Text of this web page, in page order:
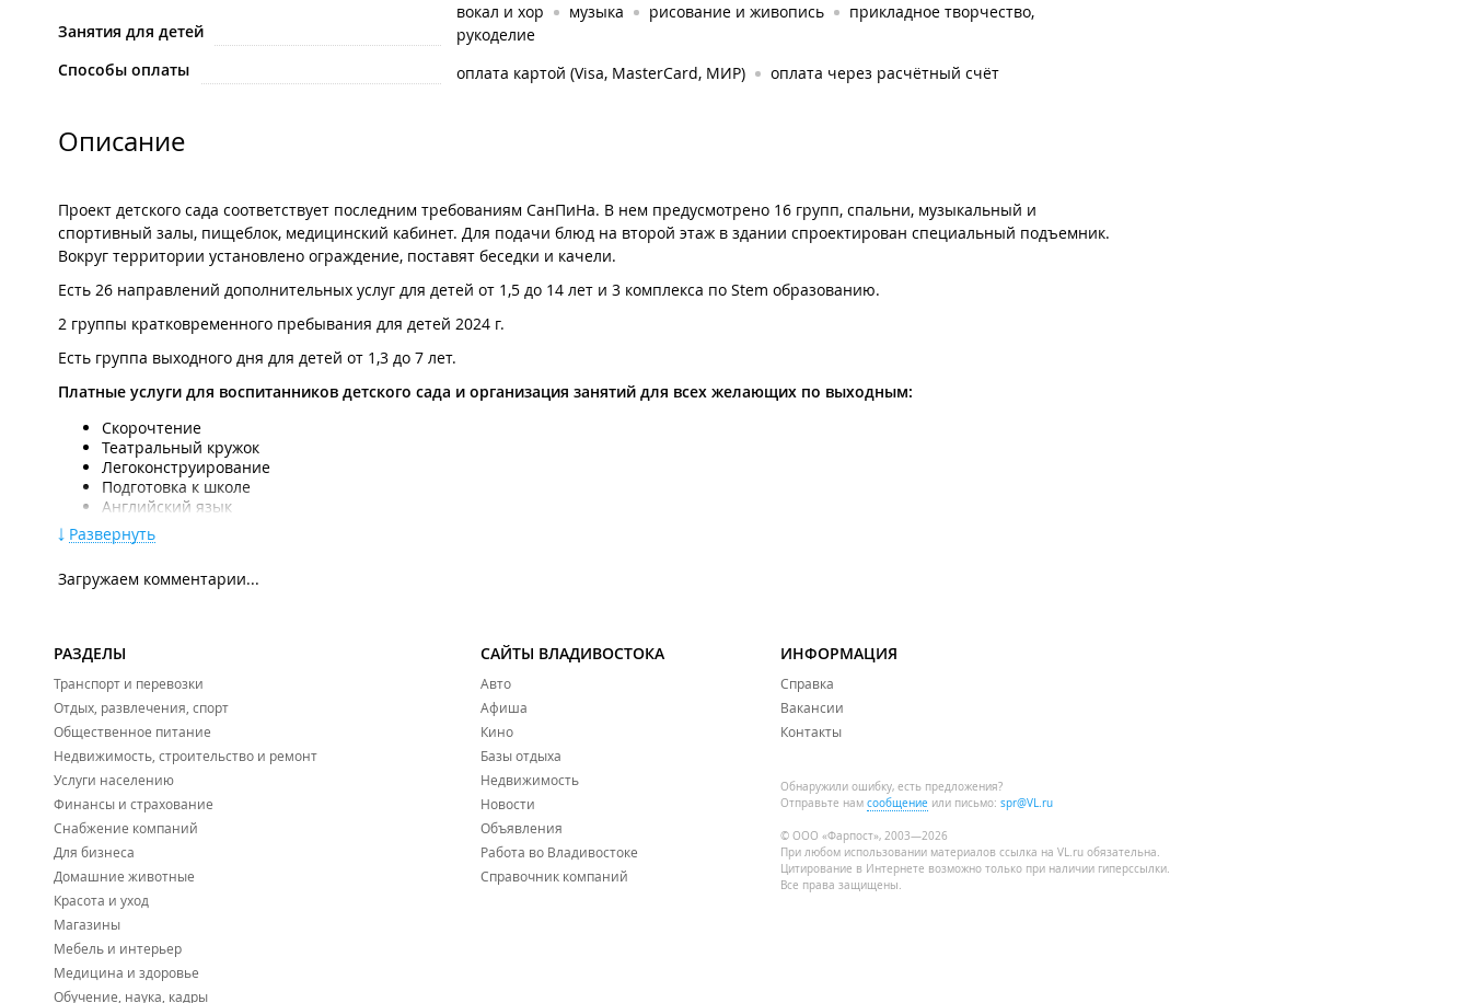
Занятия для детей
вокал и хор музыка рисование и живопись
прикладное творчество,
рукоделие
Способы оплаты
оплата картой (Visa, MasterCard, МИР) оплата через расчётный счёт
Описание
Проект детского сада соответствует последним требованиям СанПиНа. В нем предусмотрено 16 групп, спальни, музыкальный и
спортивный залы, пищеблок, медицинский кабинет. Для подачи блюд на второй этаж в здании спроектирован специальный подъемник.
Вокруг территории установлено ограждение, поставят беседки и качели.
Есть 26 направлений дополнительных услуг для детей от 1,5 до 14 лет и 3 комплекса по Stem образованию.
2 группы кратковременного пребывания для детей 2024 г.
Есть группа выходного дня для детей от 1,3 до 7 лет.
Платные услуги для воспитанников детского сада и организация занятий для всех желающих по выходным:
Скорочтение
Театральный кружок
Легоконструирование
Подготовка к школе
Английский язык
Логопед
Сольное пение
Хореография
Лепка
Музыкальный кружок
Одаренный малыш - по программе Монтессори
Школа чемпионского резерва
Футбол
Шахматы
Стоимость разового занятия от 450 рублей.
Муниципальное бюджетное дошкольное образовательное учреждение "Центр развития ребенка - Детский сад №122" г. Владивостока.
Развернуть
Загружаем комментарии...
РАЗДЕЛЫ
Транспорт и перевозки
Отдых, развлечения, спорт
Общественное питание
Недвижимость, строительство и ремонт
Услуги населению
Финансы и страхование
Снабжение компаний
Для бизнеса
Домашние животные
Красота и уход
Магазины
Мебель и интерьер
Медицина и здоровье
Обучение, наука, кадры
САЙТЫ ВЛАДИВОСТОКА
Авто
Афиша
Кино
Базы отдыха
Недвижимость
Новости
Объявления
Работа во Владивостоке
Справочник компаний
ИНФОРМАЦИЯ
Справка
Вакансии
Контакты
Обнаружили ошибку, есть предложения?
Отправьте нам сообщение или письмо: spr@VL.ru
© ООО «Фарпост», 2003—2026
При любом использовании материалов ссылка на VL.ru обязательна.
Цитирование в Интернете возможно только при наличии гиперссылки.
Все права защищены.